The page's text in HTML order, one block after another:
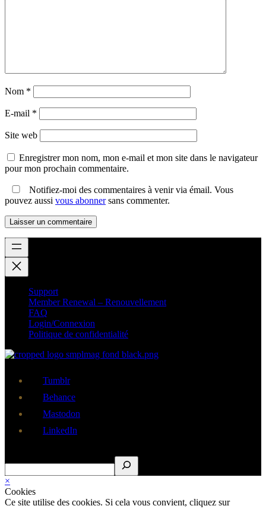
Nom *
E-mail *
Site web
Enregistrer mon nom, mon e-mail et mon site dans le navigateur
pour mon prochain commentaire.
Notifiez-moi des commentaires à venir via émail. Vous
pouvez aussi vous abonnersans commenter.
Support
Member Renewal – Renouvellement
FAQ
Login/Connexion
Politique de confidentialité
Tumblr
Behance
Mastodon
LinkedIn
×
Cookies
Ce site utilise des cookies. Si cela vous convient, cliquez sur